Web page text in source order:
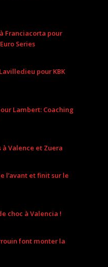
Franciacorta pour
Series
pour KBK
Lambert: Coaching
Valence et Zuera
l’avant et finit sur le
choc à Valencia !
font monter la